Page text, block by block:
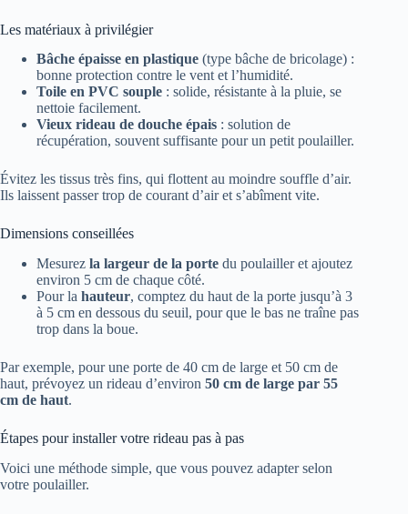
Les matériaux à privilégier
Bâche épaisse en plastique (type bâche de bricolage) :
bonne protection contre le vent et l’humidité.
Toile en PVC souple : solide, résistante à la pluie, se
nettoie facilement.
Vieux rideau de douche épais : solution de
récupération, souvent suffisante pour un petit poulailler.
Évitez les tissus très fins, qui flottent au moindre souffle d’air.
Ils laissent passer trop de courant d’air et s’abîment vite.
Dimensions conseillées
Mesurez la largeur de la porte du poulailler et ajoutez
environ 5 cm de chaque côté.
Pour la hauteur, comptez du haut de la porte jusqu’à 3
à 5 cm en dessous du seuil, pour que le bas ne traîne pas
trop dans la boue.
Par exemple, pour une porte de 40 cm de large et 50 cm de
haut, prévoyez un rideau d’environ 50 cm de large par 55
cm de haut.
Étapes pour installer votre rideau pas à pas
Voici une méthode simple, que vous pouvez adapter selon
votre poulailler.